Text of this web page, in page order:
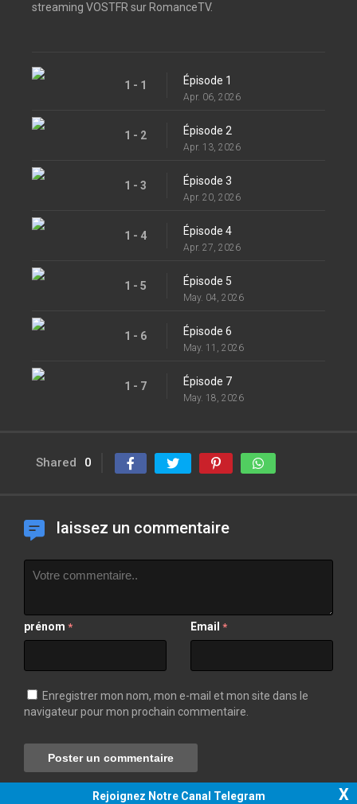
streaming VOSTFR sur RomanceTV.
1 - 1 Épisode 1
Apr. 06, 2026
1 - 2 Épisode 2
Apr. 13, 2026
1 - 3 Épisode 3
Apr. 20, 2026
1 - 4 Épisode 4
Apr. 27, 2026
1 - 5 Épisode 5
May. 04, 2026
1 - 6 Épisode 6
May. 11, 2026
1 - 7 Épisode 7
May. 18, 2026
Shared 0
laissez un commentaire
prénom * Email *
Enregistrer mon nom, mon e-mail et mon site dans le
navigateur pour mon prochain commentaire.
Rejoignez Notre Canal Telegram X